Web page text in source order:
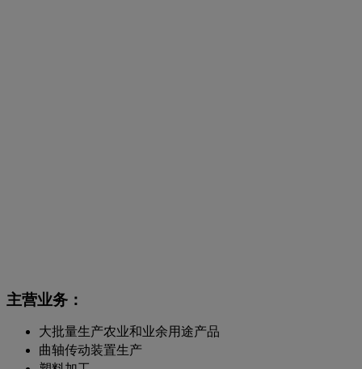
主营业务：
大批量生产农业和业余用途产品
曲轴传动装置生产